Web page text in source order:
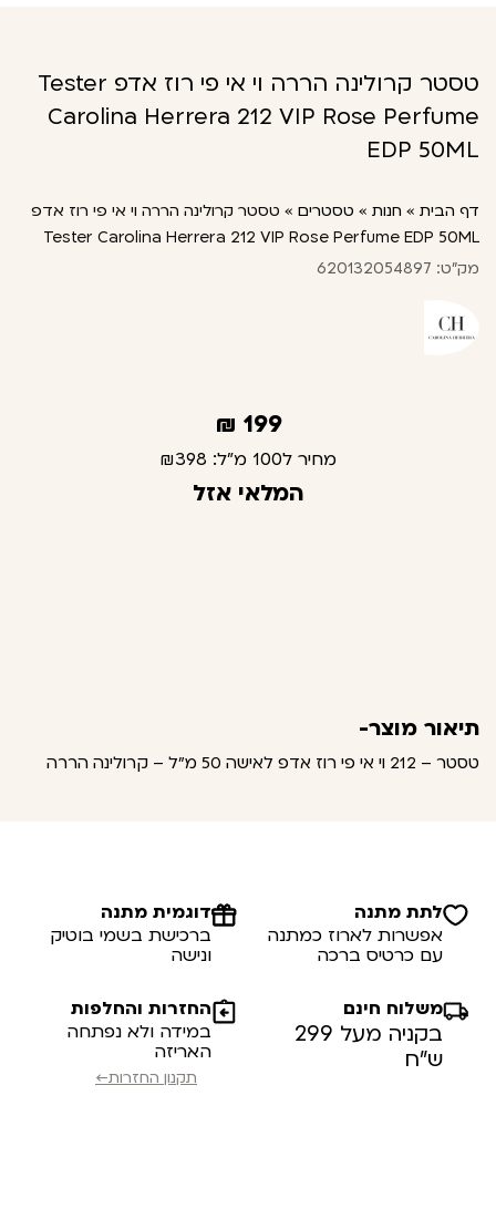
טסטר קרולינה הררה וי אי פי רוז אדפ Tester
Carolina Herrera 212 VIP Rose Perfume
EDP 50ML
דף הבית » חנות » טסטרים » טסטר קרולינה הררה וי אי פי רוז אדפ
Tester Carolina Herrera 212 VIP Rose Perfume EDP 50ML
מק"ט: 620132054897
199
₪
מחיר ל100 מ"ל: ₪398
המלאי אזל
תיאור מוצר-
טסטר – 212 וי אי פי רוז אדפ לאישה 50 מ"ל – קרולינה הררה
לתת מתנה
אפשרות לארוז כמתנה
עם כרטיס ברכה
דוגמית מתנה
ברכישת בשמי בוטיק
ונישה
משלוח חינם
בקניה מעל 299
ש”ח
החזרות והחלפות
במידה ולא נפתחה
האריזה
תקנון החזרות←